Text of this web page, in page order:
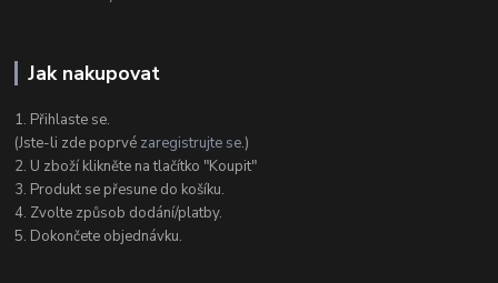
Jak nakupovat
1. Přihlaste se.
(Jste-li zde poprvé zaregistrujte se.)
2. U zboží klikněte na tlačítko "Koupit"
3. Produkt se přesune do košíku.
4. Zvolte způsob dodání/platby.
5. Dokončete objednávku.